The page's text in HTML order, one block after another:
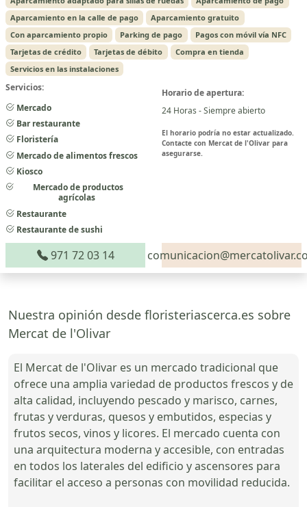
Aparcamiento en la calle de pago
Aparcamiento gratuito
Con aparcamiento propio
Parking de pago
Pagos con móvil vía NFC
Tarjetas de crédito
Tarjetas de débito
Compra en tienda
Servicios en las instalaciones
Servicios:
Mercado
Bar restaurante
Floristería
Mercado de alimentos frescos
Kiosco
Mercado de productos
agrícolas
Restaurante
Restaurante de sushi
Horario de apertura:
24 Horas - Siempre abierto
El horario podría no estar actualizado.
Contacte con Mercat de l'Olivar para
asegurarse.
971 72 03 14
Nuestra opinión desde floristeriascerca.es sobre
Mercat de l'Olivar
El Mercat de l'Olivar es un mercado tradicional que
ofrece una amplia variedad de productos frescos y de
alta calidad, incluyendo pescado y marisco, carnes,
frutas y verduras, quesos y embutidos, especias y
frutos secos, vinos y licores. El mercado cuenta con
una arquitectura moderna y accesible, con entradas
en todos los laterales del edificio y ascensores para
facilitar el acceso a personas con movilidad reducida.